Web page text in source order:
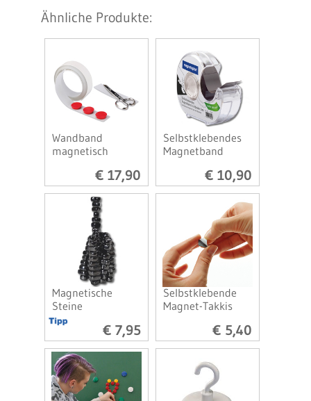
Ähnliche Produkte:
Wandband
magnetisch
€ 17,90
Selbstklebendes
Magnetband
€ 10,90
Magnetische
Steine
€ 7,95
Selbstklebende
Magnet-Takkis
€ 5,40